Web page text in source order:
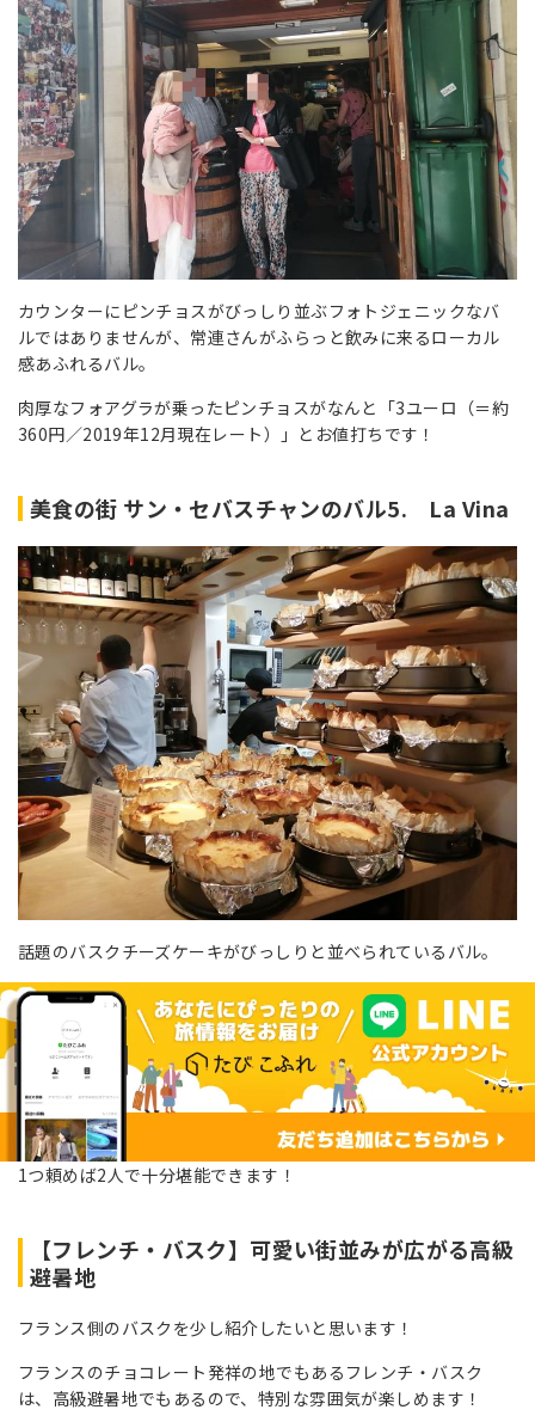
カウンターにピンチョスがびっしり並ぶフォトジェニックなバ
ルではありませんが、常連さんがふらっと飲みに来るローカル
感あふれるバル。
肉厚なフォアグラが乗ったピンチョスがなんと「3ユーロ（＝約
360円／2019年12月現在レート）」とお値打ちです！
美食の街 サン・セバスチャンのバル5. La Vina
話題のバスクチーズケーキがびっしりと並べられているバル。
1つ頼めば2人で十分堪能できます！
【フレンチ・バスク】可愛い街並みが広がる高級
避暑地
フランス側のバスクを少し紹介したいと思います！
フランスのチョコレート発祥の地でもあるフレンチ・バスク
は、高級避暑地でもあるので、特別な雰囲気が楽しめます！